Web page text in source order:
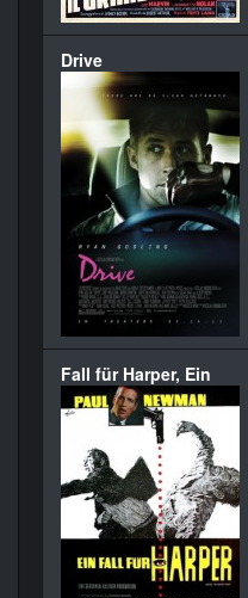
Drive
Fall für Harper, Ein